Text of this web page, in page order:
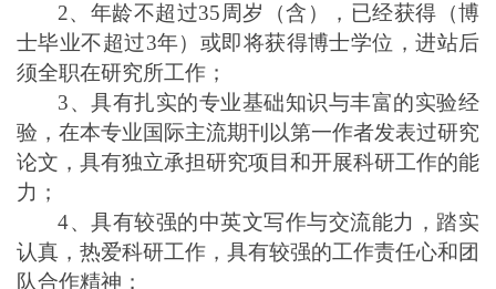
2、年龄不超过35周岁（含），已经获得（博
士毕业不超过3年）或即将获得博士学位，进站后
须全职在研究所工作；
3、具有扎实的专业基础知识与丰富的实验经
验，在本专业国际主流期刊以第一作者发表过研究
论文，具有独立承担研究项目和开展科研工作的能
力；
4、具有较强的中英文写作与交流能力，踏实
认真，热爱科研工作，具有较强的工作责任心和团
队合作精神；